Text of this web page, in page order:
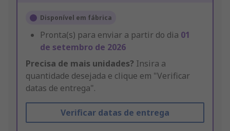
Disponível em fábrica
Pronta(s) para enviar a partir do dia 01
de setembro de 2026
Precisa de mais unidades? Insira a
quantidade desejada e clique em "Verificar
datas de entrega".
Verificar datas de entrega